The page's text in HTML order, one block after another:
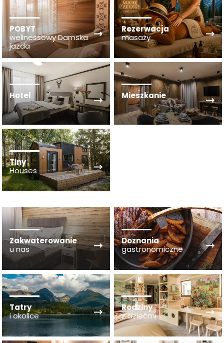
POBYT
wellnessowy Damska
jazda
Rezerwacja
masaży
Hotel Mieszkanie
Tiny
Houses
Zakwaterowanie
u nas
Doznania
gastronomiczne
Tatry
i okolice
Rodziny
z dziećmi